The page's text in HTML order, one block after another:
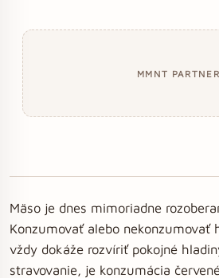
MMNT PARTNER
Mäso je dnes mimoriadne
Konzumovať alebo nekonzumovať
vždy dokáže rozvíriť pokojné
stravovanie, je konzumácia